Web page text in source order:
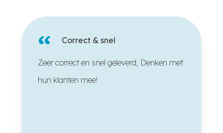
“ Correct & snel
Zeer correct en snel geleverd, Denken met
hun klanten mee!